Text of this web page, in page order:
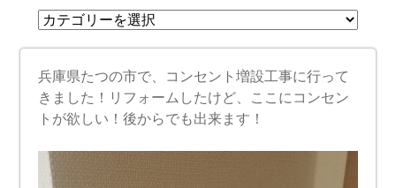
兵庫県たつの市で、コンセント増設工事に行って
きました！リフォームしたけど、ここにコンセン
トが欲しい！後からでも出来ます！